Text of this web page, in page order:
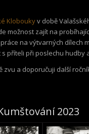
Kloboukyv době
možnost zajít na
na výtvarných dílech
příteli při poslechu hudby
zvu a doporučuji další
2023